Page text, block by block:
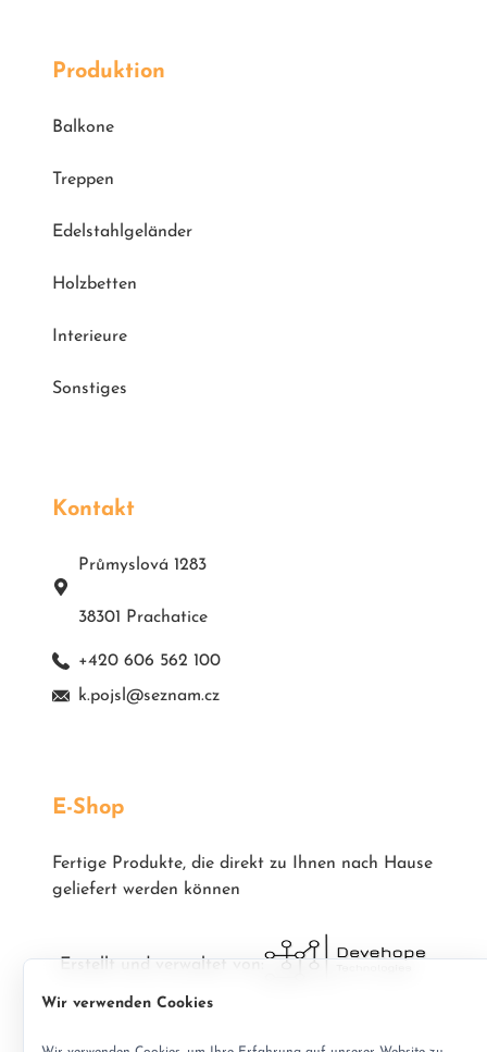
Produktion
Balkone
Treppen
Edelstahlgeländer
Holzbetten
Interieure
Sonstiges
Kontakt
Průmyslová 1283
38301 Prachatice
+420 606 562 100
k.pojsl@seznam.cz
E-Shop
Fertige Produkte, die direkt zu Ihnen nach Hause
geliefert werden können
Erstellt und verwaltet von:
Wir verwenden Cookies